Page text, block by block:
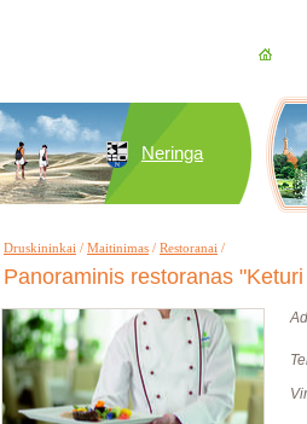
Neringa
Druskininkai / Maitinimas / Restoranai /
Panoraminis restoranas